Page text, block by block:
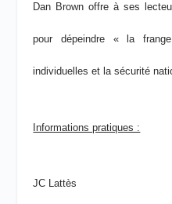
Dan Brown offre à ses
pour dépeindre « la
individuelles et la sécurité
Informations pratiques :
JC Lattès